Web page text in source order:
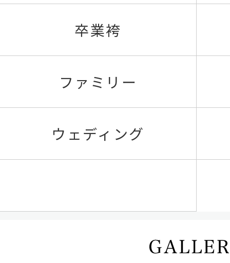
卒業袴
ファミリー
ウェディング